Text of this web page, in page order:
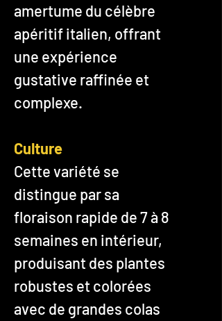
amertume du célèbre
apéritif italien, offrant
une expérience
gustative raffinée et
complexe.
Culture
Cette variété se
distingue par sa
floraison rapide de 7 à 8
semaines en intérieur,
produisant des plantes
robustes et colorées
avec de grandes colas